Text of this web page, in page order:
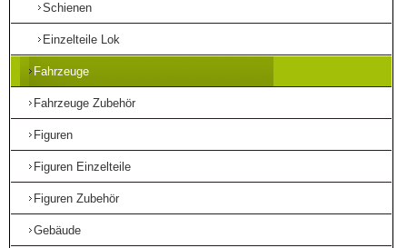
Schienen
Einzelteile Lok
Fahrzeuge
Fahrzeuge Zubehör
Figuren
Figuren Einzelteile
Figuren Zubehör
Gebäude